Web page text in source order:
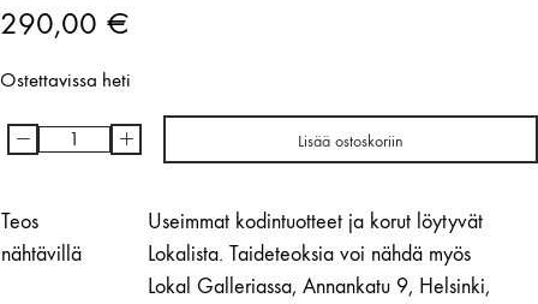
290,00 €
Ostettavissa heti
Vuori
sormus
|
- + Lisää ostoskoriin
Teos
nähtävillä
Useimmat kodintuotteet ja korut löytyvät
Lokalista. Taideteoksia voi nähdä myös
Lokal Galleriassa, Annankatu 9, Helsinki,